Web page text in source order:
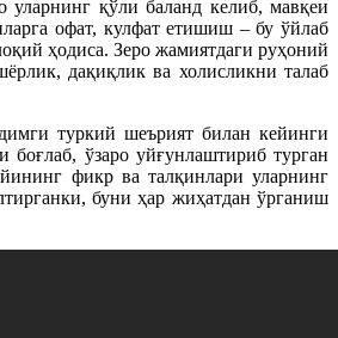
уларнинг қўли баланд келиб, мавқеи
офат, кулфат етишиш – бу ўйлаб
ҳодиса. Зеро жамиятдаги руҳоний
дақиқлик ва холисликни талаб
туркий шеърият билан кейинги
боғлаб, ўзаро уйғунлаштириб турган
фикр ва талқинлари уларнинг
буни ҳар жиҳатдан ўрганиш